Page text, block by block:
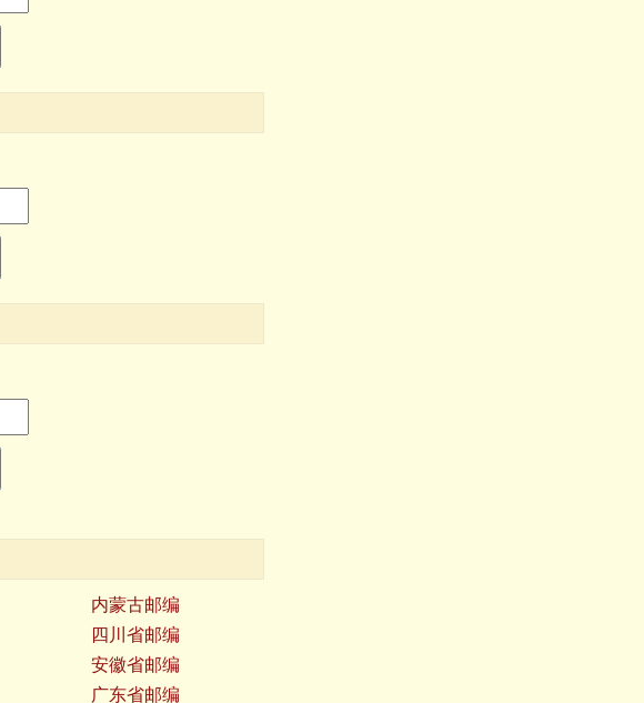
内蒙古邮编
四川省邮编
安徽省邮编
广东省邮编